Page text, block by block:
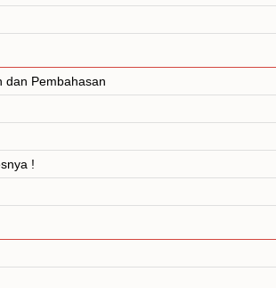
dan Pembahasan
!